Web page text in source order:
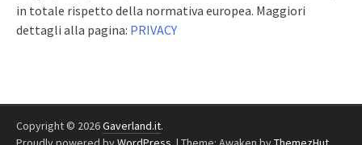
in totale rispetto della normativa europea. Maggiori
dettagli alla pagina: PRIVACY
Copyright © 2026Gaverland.it.